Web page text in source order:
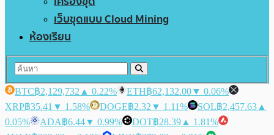
เว็บขุดแบบ Cloud Mining
ห้องเรียน
BTC฿2,129,732 ▲ 0.22% ETH฿62,132.00▼ 0.06%
XRP฿35.41 ▼ 1.58% DOGE฿2.32 ▼ 1.11% SOL฿2,457.63 ▲
0.05%
ADA฿6.44▼ 0.99% DOT฿28.39 ▲ 1.81%